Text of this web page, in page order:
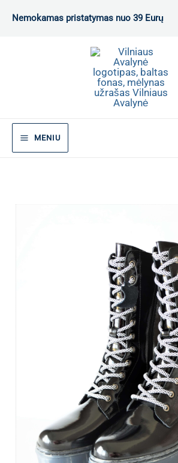
Nemokamas pristatymas nuo 39 Eurų
MENIU